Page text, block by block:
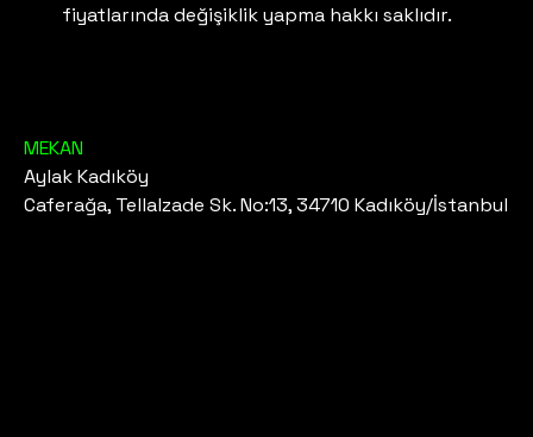
fiyatlarında değişiklik yapma hakkı saklıdır.
MEKAN
Aylak Kadıköy
Caferağa, Tellalzade Sk. No:13, 34710 Kadıköy/İstanbul